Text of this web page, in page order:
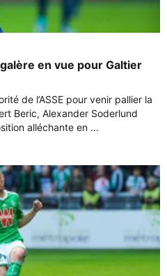
en vue pour Galtier
de l’ASSE pour venir pallier la
Beric, Alexander Soderlund
alléchante en ...